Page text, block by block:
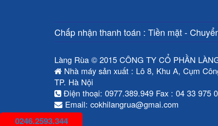
Chấp nhận thanh toán : Tiền mặt -
Làng Rùa © 2015 CÔNG TY CỔ PHẦN
Nhà máy sản xuất : Lô 8, Khu A, Cụm
TP. Hà Nội
Điện thoại: 0977.389.949 Fax : 04 33 975
Email: cokhilangrua@gmai.com
0246.2593.344